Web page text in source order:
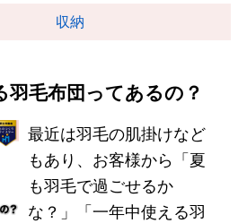
収納
羽毛布団ってあるの？
最近は羽毛の肌掛けなど
もあり、お客様から「夏
も羽毛で過ごせるか
な？」「一年中使える羽